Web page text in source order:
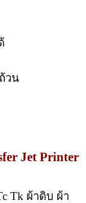
วน
Jet Printer
Tk ผ้าดิบ ผ้า